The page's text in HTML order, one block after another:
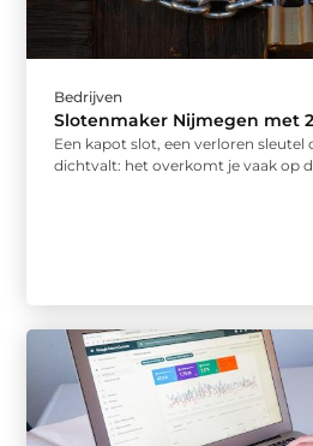
Bedrijven
Slotenmaker Nijmegen met
Een kapot slot, een verloren sleutel
dichtvalt: het overkomt je vaak op